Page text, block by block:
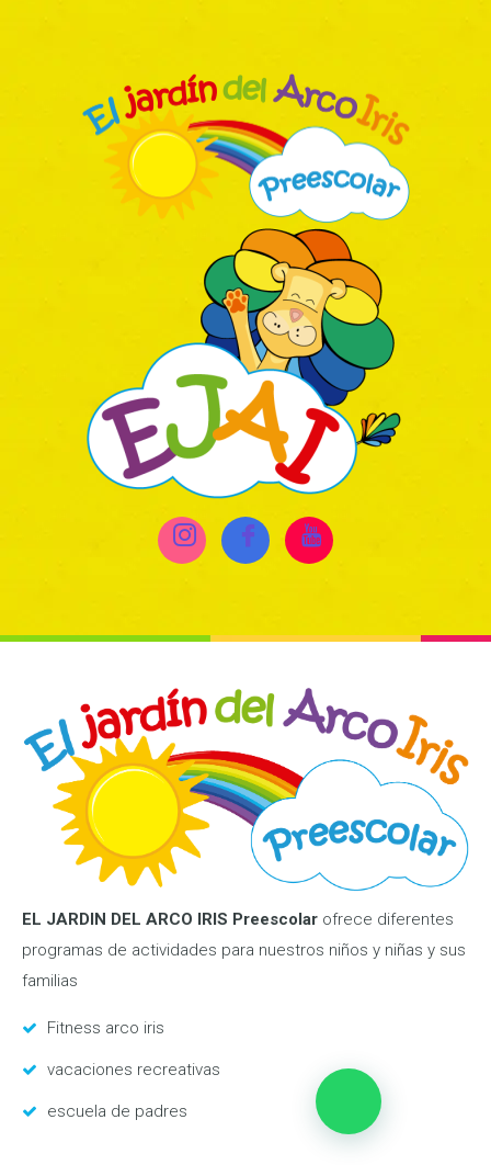
EL JARDIN DEL ARCO IRIS Preescolar ofrece diferentes
programas de actividades para nuestros niños y niñas y sus
familias
Fitness arco iris
vacaciones recreativas
escuela de padres